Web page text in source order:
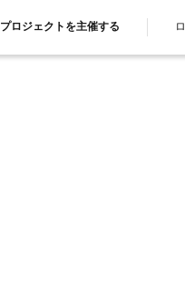
プロジェクトを主催する